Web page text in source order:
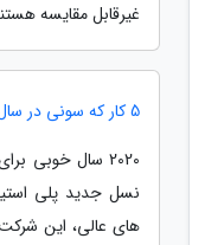
غیرقابل مقایسه
5 کار که سونی در سال 2021 باید انجام دهد
2020 سال خوبی
نسل جدید پلی
های عالی، این